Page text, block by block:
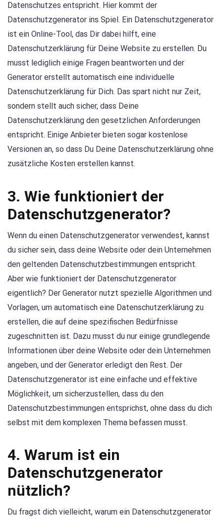
Datenschutzes entspricht. Hier kommt der
Datenschutzgenerator ins Spiel. Ein Datenschutzgenerator
ist ein Online-Tool, das Dir dabei hilft, eine
Datenschutzerklärung für Deine Website zu erstellen. Du
musst lediglich einige Fragen beantworten und der
Generator erstellt automatisch eine individuelle
Datenschutzerklärung für Dich. Das spart nicht nur Zeit,
sondern stellt auch sicher, dass Deine
Datenschutzerklärung den gesetzlichen Anforderungen
entspricht. Einige Anbieter bieten sogar kostenlose
Versionen an, so dass Du Deine Datenschutzerklärung ohne
zusätzliche Kosten erstellen kannst.
3. Wie funktioniert der
Datenschutzgenerator?
Wenn du einen Datenschutzgenerator verwendest, kannst
du sicher sein, dass deine Website oder dein Unternehmen
den geltenden Datenschutzbestimmungen entspricht.
Aber wie funktioniert der Datenschutzgenerator
eigentlich? Der Generator nutzt spezielle Algorithmen und
Vorlagen, um automatisch eine Datenschutzerklärung zu
erstellen, die auf deine spezifischen Bedürfnisse
zugeschnitten ist. Dazu musst du nur einige grundlegende
Informationen über deine Website oder dein Unternehmen
angeben, und der Generator erledigt den Rest. Der
Datenschutzgenerator ist eine einfache und effektive
Möglichkeit, um sicherzustellen, dass du den
Datenschutzbestimmungen entsprichst, ohne dass du dich
selbst mit dem komplexen Thema befassen musst.
4. Warum ist ein
Datenschutzgenerator
nützlich?
Du fragst dich vielleicht, warum ein Datenschutzgenerator